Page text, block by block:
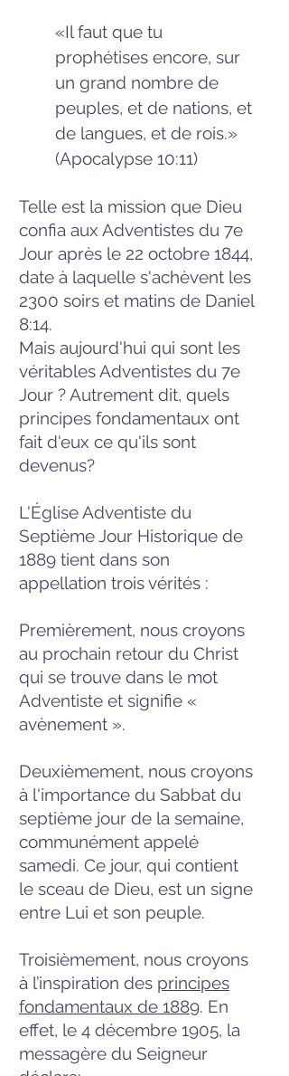
«Il faut que tu
prophétises encore, sur
un grand nombre de
peuples, et de nations, et
de langues, et de rois.»
(Apocalypse 10:11)
Telle est la mission que Dieu
confia aux Adventistes du 7e
Jour après le 22 octobre 1844,
date à laquelle s'achèvent les
2300 soirs et matins de Daniel
8:14.
Mais aujourd'hui qui sont les
véritables Adventistes du 7e
Jour ? Autrement dit, quels
principes fondamentaux ont
fait d'eux ce qu'ils sont
devenus?
L'Église Adventiste du
Septième Jour Historique de
1889 tient dans son
appellation trois vérités :
Premièrement, nous croyons
au prochain retour du Christ
qui se trouve dans le mot
Adventiste et signifie «
avènement ».
Deuxièmement, nous croyons
à l'importance du Sabbat du
septième jour de la semaine,
communément appelé
samedi. Ce jour, qui contient
le sceau de Dieu, est un signe
entre Lui et son peuple.
Troisièmement, nous croyons
à l’inspiration des principes
fondamentaux de 1889. En
effet, le 4 décembre 1905, la
messagère du Seigneur